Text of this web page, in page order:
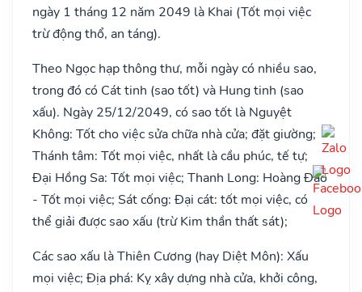
ngày 1 tháng 12 năm 2049 là Khai (Tốt mọi việc
trừ động thổ, an táng).
Theo Ngọc hạp thông thư, mỗi ngày có nhiều sao,
trong đó có Cát tinh (sao tốt) và Hung tinh (sao
xấu). Ngày 25/12/2049, có sao tốt là Nguyệt
Không: Tốt cho việc sửa chữa nhà cửa; đặt giường;
Thánh tâm: Tốt mọi việc, nhất là cầu phúc, tế tự;
Đại Hồng Sa: Tốt mọi việc; Thanh Long: Hoàng Đạo
- Tốt mọi việc; Sát cống: Đại cát: tốt mọi việc, có
thể giải được sao xấu (trừ Kim thần thất sát);
Các sao xấu là Thiên Cương (hay Diệt Môn): Xấu
mọi việc; Địa phá: Kỵ xây dựng nhà cửa, khởi công,